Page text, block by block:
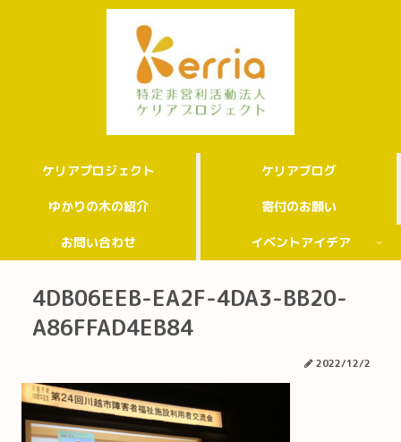
ケリアプロジェクト ケリアブログ
ゆかりの木の紹介 寄付のお願い
お問い合わせ イベントアイデア
4DB06EEB-EA2F-4DA3-BB20-
A86FFAD4EB84
2022/12/2